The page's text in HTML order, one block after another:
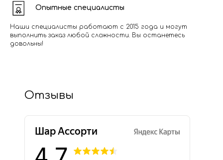
Опытные специалисты
Наши специалисты работают с 2015 года и могут
выполнить заказ любой сложности. Вы останетесь
довольны!
Отзывы